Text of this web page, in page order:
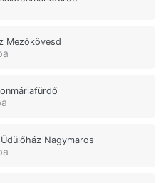
Mezőkövesd
Nagymaros